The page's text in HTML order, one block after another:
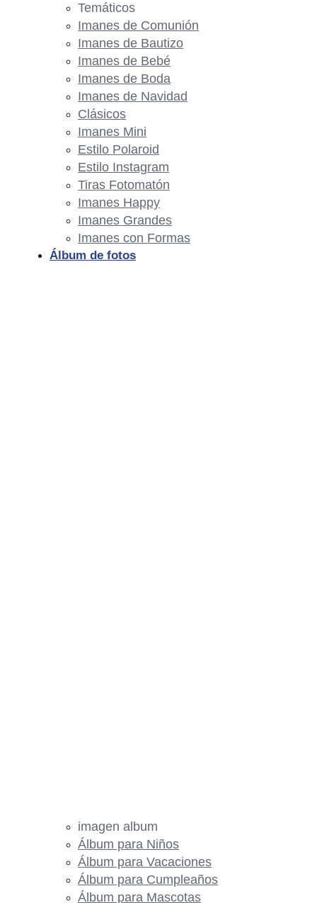
Temáticos
Imanes de Comunión
Imanes de Bautizo
Imanes de Bebé
Imanes de Boda
Imanes de Navidad
Clásicos
Imanes Mini
Estilo Polaroid
Estilo Instagram
Tiras Fotomatón
Imanes Happy
Imanes Grandes
Imanes con Formas
Álbum de fotos
imagen album
Álbum para Niños
Álbum para Vacaciones
Álbum para Cumpleaños
Álbum para Mascotas